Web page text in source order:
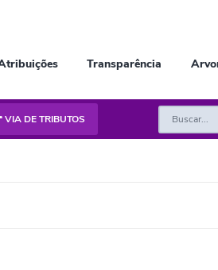
Transparência
VIA DE TRIBUTOS